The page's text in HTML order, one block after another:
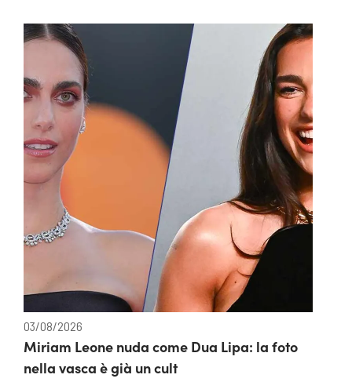
03/08/2026
Miriam Leone nuda come Dua Lipa: la foto
nella vasca è già un cult